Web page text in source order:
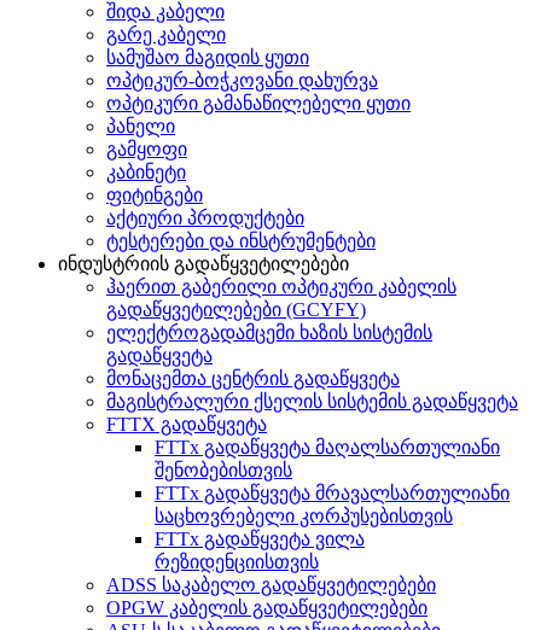
შიდა კაბელი
გარე კაბელი
სამუშაო მაგიდის ყუთი
ოპტიკურ-ბოჭკოვანი დახურვა
ოპტიკური გამანაწილებელი ყუთი
პანელი
გამყოფი
კაბინეტი
ფიტინგები
აქტიური პროდუქტები
ტესტერები და ინსტრუმენტები
ინდუსტრიის გადაწყვეტილებები
ჰაერით გაბერილი ოპტიკური კაბელის
გადაწყვეტილებები (GCYFY)
ელექტროგადამცემი ხაზის სისტემის
გადაწყვეტა
მონაცემთა ცენტრის გადაწყვეტა
მაგისტრალური ქსელის სისტემის გადაწყვეტა
FTTX გადაწყვეტა
FTTx გადაწყვეტა მაღალსართულიანი
შენობებისთვის
FTTx გადაწყვეტა მრავალსართულიანი
საცხოვრებელი კორპუსებისთვის
FTTx გადაწყვეტა ვილა
რეზიდენციისთვის
ADSS საკაბელო გადაწყვეტილებები
OPGW კაბელის გადაწყვეტილებები